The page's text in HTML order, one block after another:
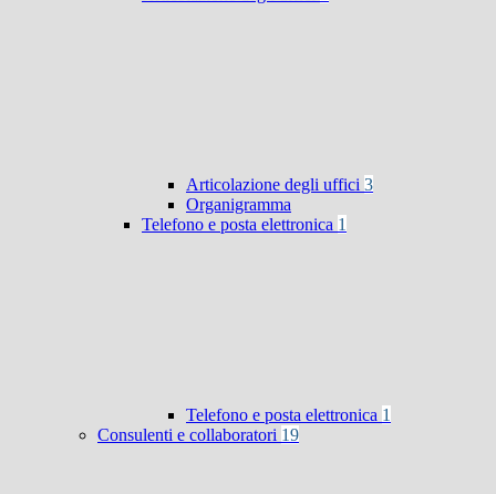
Articolazione degli uffici 3
Organigramma
Telefono e posta elettronica 1
Telefono e posta elettronica 1
Consulenti e collaboratori 19